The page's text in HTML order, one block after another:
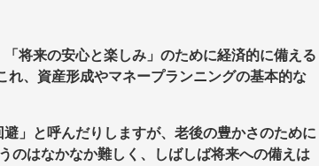
将来の安心と楽しみ」のために経済的に備える
れ、資産形成やマネープランニングの基本的な
」と呼んだりしますが、老後の豊かさのために
のはなかなか難しく、しばしば将来への備えは